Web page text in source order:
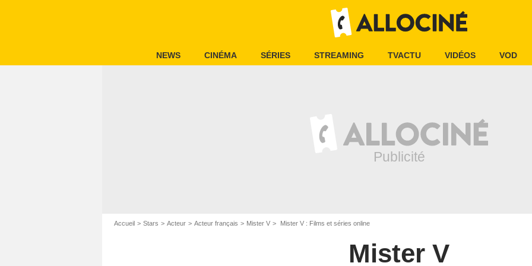
NEWS CINÉMA SÉRIES STREAMING TVACTU VIDÉOS VOD
Accueil Stars Acteur Acteur français Mister V Mister V : Films et séries online
Mister V